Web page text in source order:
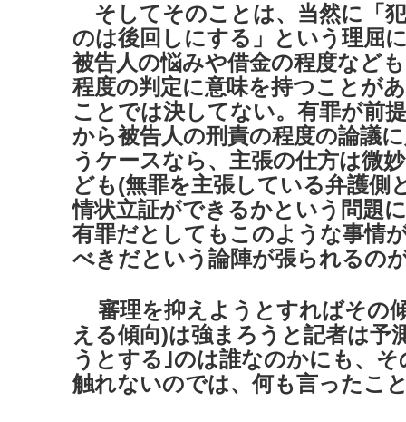
そしてそのことは、当然に「
のは後回しにする」という理屈
被告人の悩みや借金の程度など
程度の判定に意味を持つことが
ことでは決してない。有罪が前
から被告人の刑責の程度の論議
うケースなら、主張の仕方は微
ども(無罪を主張している弁護側
情状立証ができるかという問題
有罪だとしてもこのような事情
べきだという論陣が張られるの
審理を抑えようとすればその
える傾向)は強まろうと記者は予
うとする｣のは誰なのかにも、
触れないのでは、何も言ったこ